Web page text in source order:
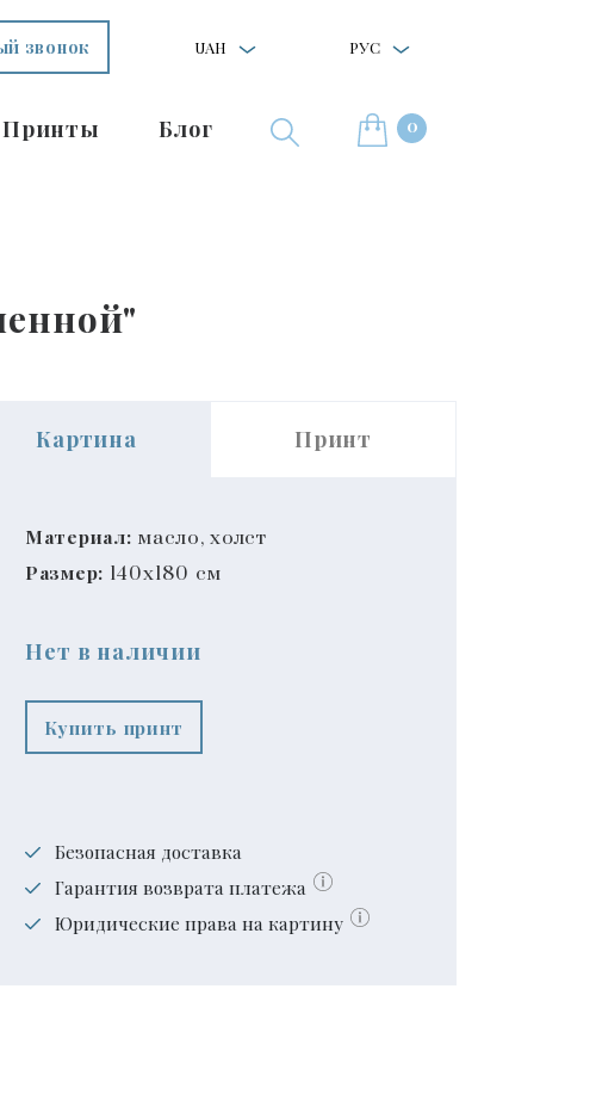
звонок UAH РУС
Принты Блог 0
Картина Принт
Материал: масло, холст
Размер: 140x180 см
Нет в наличии
Купить принт
Безопасная доставка
Гарантия возврата платежа
Юридические права на картину